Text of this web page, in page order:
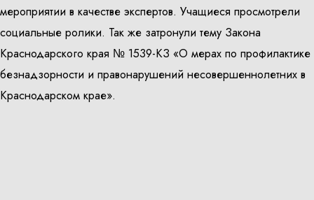
мероприятии в качестве экспертов. Учащиеся просмотрели
социальные ролики. Так же затронули тему Закона
Краснодарского края № 1539-КЗ «О мерах по профилактике
безнадзорности и правонарушений несовершеннолетних в
Краснодарском крае».